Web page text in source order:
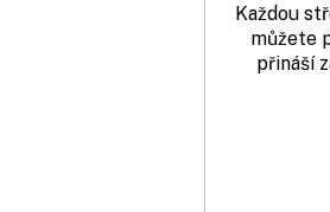
Každou
můžete
přináší